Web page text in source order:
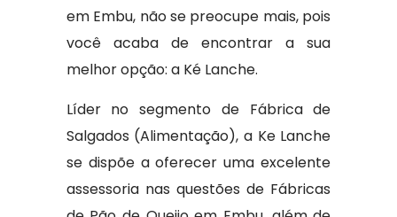
em Embu, não se preocupe mais, pois
você acaba de encontrar a sua
melhor opção: a Ké Lanche.
Líder no segmento de Fábrica de
Salgados (Alimentação), a Ke Lanche
se dispõe a oferecer uma excelente
assessoria nas questões de Fábricas